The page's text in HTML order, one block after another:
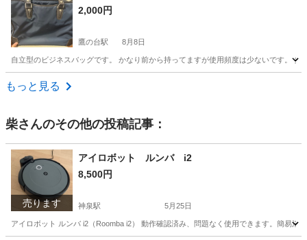
2,000円
鷹の台駅 8月8日
自立型のビジネスバッグです。 かなり前から持ってますが使用頻度は少ないです。
東京 小平市
もっと見る
柴さんのその他の投稿記事：
売ります
アイロボット ルンバ i2
8,500円
神泉駅 5月25日
アイロボット ルンバ i2（Roomba i2） 動作確認済み、問題なく使用できます。簡易